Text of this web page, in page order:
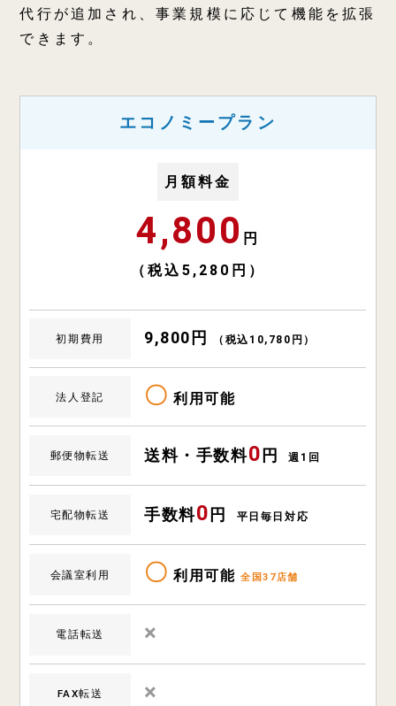
代行が追加され、事業規模に応じて機能を拡張
できます。
エコノミープラン
月額料金
4,800 円
（税込5,280円）
初期費用 9,800円 （税込10,780円）
法人登記 〇 利用可能
郵便物転送 送料・手数料0 円 週1回
宅配物転送 手数料0 円 平日毎日対応
会議室利用 〇 利用可能全国37店舗
電話転送 ×
FAX転送 ×